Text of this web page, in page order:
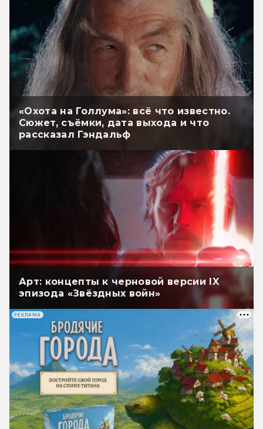
«Охота на Голлума»: всё что известно.
Сюжет, съёмки, дата выхода и что
рассказал Гэндальф
Арт: концепты к черновой версии IX
эпизода «Звёздных войн»
РЕКЛАМА